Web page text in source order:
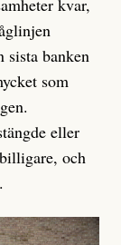
sista banken
som
eller
och